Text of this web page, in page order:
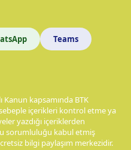
Teams
Kanun kapsamında BTK
sebeple içerikleri kontrol etme ya
yazdığı içeriklerden
sorumluluğu kabul etmiş
bilgi paylaşım merkezidir.